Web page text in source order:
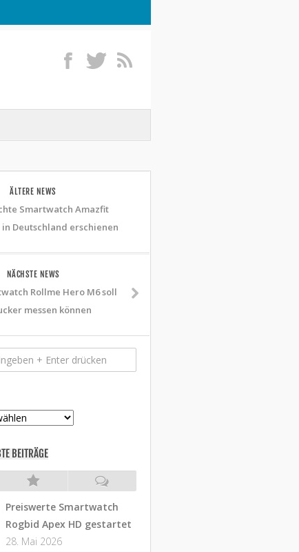
ÄLTERE NEWS
Smartwatch Amazfit
Deutschland erschienen
NÄCHSTE NEWS
Rollme Hero M6 soll
messen können
BEITRÄGE
Preiswerte Smartwatch
Rogbid Apex HD gestartet
28. Mai 2026